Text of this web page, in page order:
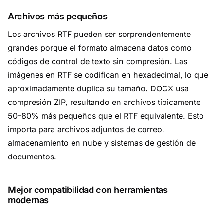
Archivos más pequeños
Los archivos RTF pueden ser sorprendentemente
grandes porque el formato almacena datos como
códigos de control de texto sin compresión. Las
imágenes en RTF se codifican en hexadecimal, lo que
aproximadamente duplica su tamaño. DOCX usa
compresión ZIP, resultando en archivos típicamente
50–80% más pequeños que el RTF equivalente. Esto
importa para archivos adjuntos de correo,
almacenamiento en nube y sistemas de gestión de
documentos.
Mejor compatibilidad con herramientas
modernas